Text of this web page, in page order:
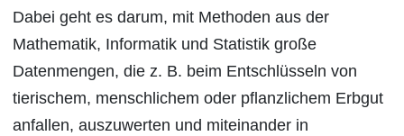
Dabei geht es darum, mit Methoden aus der
Mathematik, Informatik und Statistik große
Datenmengen, die z. B. beim Entschlüsseln von
tierischem, menschlichem oder pflanzlichem Erbgut
anfallen, auszuwerten und miteinander in